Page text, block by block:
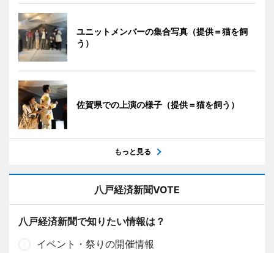
ユニットメンバーの集合写真（提供＝猫を飼
う）
佐賀県での上演の様子（提供＝猫を飼う）
もっと見る
八戸経済新聞VOTE
八戸経済新聞で知りたい情報は？
イベント・祭りの開催情報